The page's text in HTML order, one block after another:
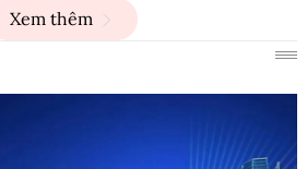
Xem thêm